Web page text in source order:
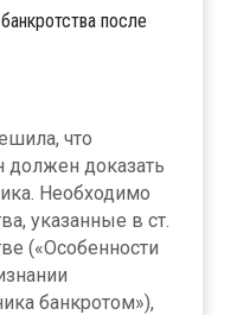
после
что
должен доказать
Необходимо
указанные в ст.
(«Особенности
банкротом»),